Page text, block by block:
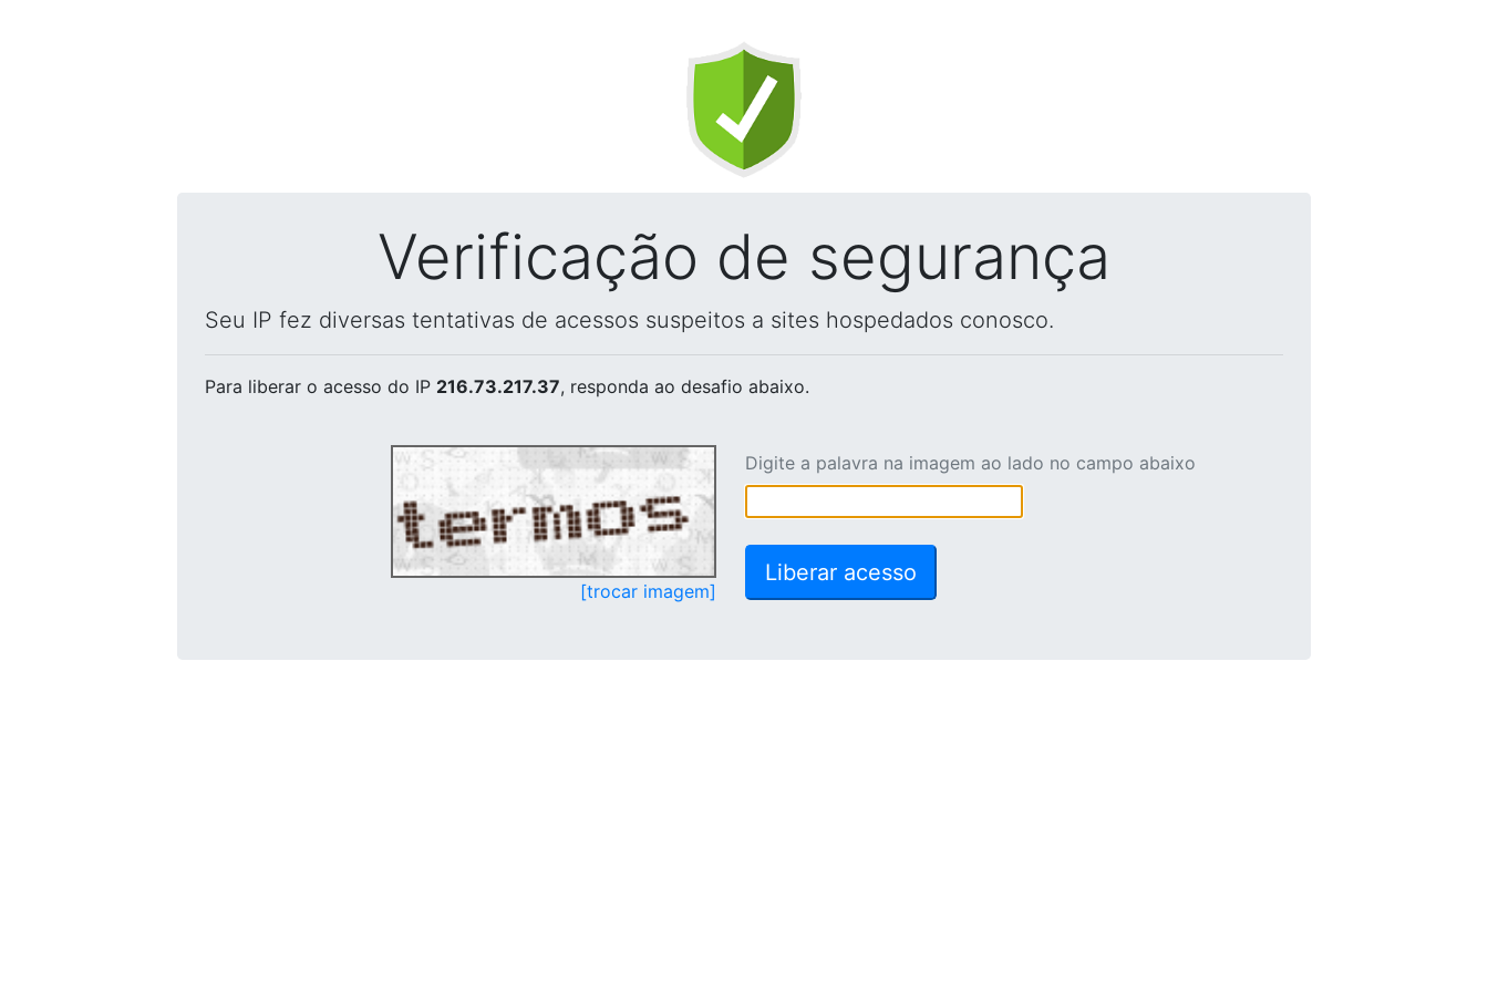
Verificação de segurança
Seu IP fez diversas tentativas de acessos suspeitos a sites hospedados conosco.
Para liberar o acesso do IP 216.73.217.37, responda ao desafio abaixo.
[trocar imagem]
Digite a palavra na imagem ao lado no campo abaixo